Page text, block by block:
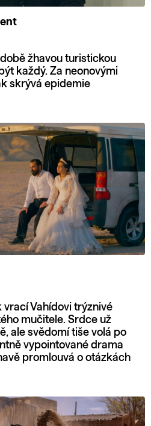
žhavou turistickou
každý. Za neonovými
skrývá epidemie
vrací Vahídovi trýznivé
mučitele. Srdce už
ale svědomí tiše volá po
vypointované drama
promlouvá o otázkách